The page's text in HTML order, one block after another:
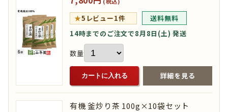
★5 レビュー1件
送料無料
14時までのご注文で8月8日(土) 発送
数量
カートに入れる 詳細を見る
有機 釜炒り茶 100g×10袋セット